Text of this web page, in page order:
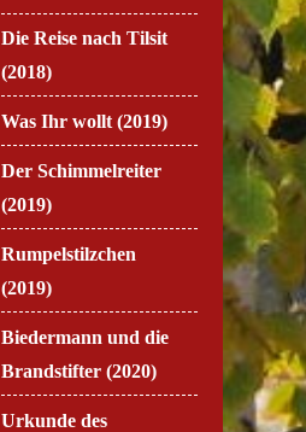
Die Reise nach Tilsit
(2018)
Was Ihr wollt (2019)
Der Schimmelreiter
(2019)
Rumpelstilzchen
(2019)
Biedermann und die
Brandstifter (2020)
Urkunde des